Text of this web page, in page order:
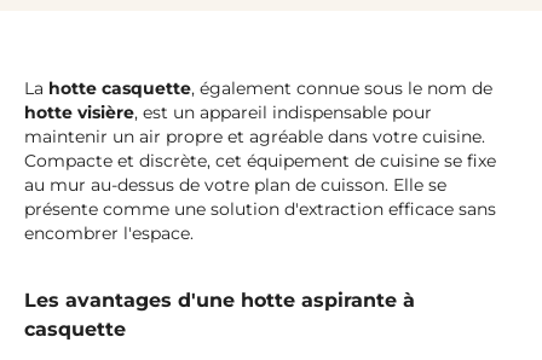
La hotte casquette, également connue sous le nom de
hotte visière, est un appareil indispensable pour
maintenir un air propre et agréable dans votre cuisine.
Compacte et discrète, cet équipement de cuisine se fixe
au mur au-dessus de votre plan de cuisson. Elle se
présente comme une solution d'extraction efficace sans
encombrer l'espace.
Les avantages d'une hotte aspirante à
casquette